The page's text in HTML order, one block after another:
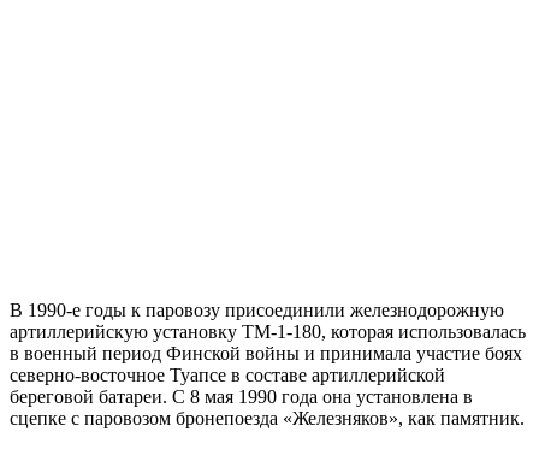
В 1990-е годы к паровозу присоединили железнодорожную
артиллерийскую установку ТМ-1-180, которая использовалась
в военный период Финской войны и принимала участие боях
северно-восточное Туапсе в составе артиллерийской
береговой батареи. С 8 мая 1990 года она установлена в
сцепке с паровозом бронепоезда «Железняков», как памятник.